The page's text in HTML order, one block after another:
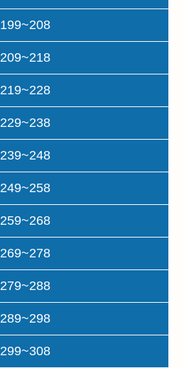
199~208
209~218
219~228
229~238
239~248
249~258
259~268
269~278
279~288
289~298
299~308